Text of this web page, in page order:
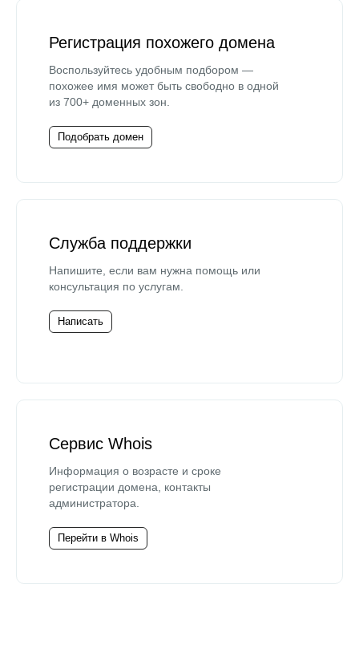
Регистрация похожего домена
Воспользуйтесь удобным подбором —
похожее имя может быть свободно в одной
из 700+ доменных зон.
Подобрать домен
Служба поддержки
Напишите, если вам нужна помощь или
консультация по услугам.
Написать
Сервис Whois
Информация о возрасте и сроке
регистрации домена, контакты
администратора.
Перейти в Whois